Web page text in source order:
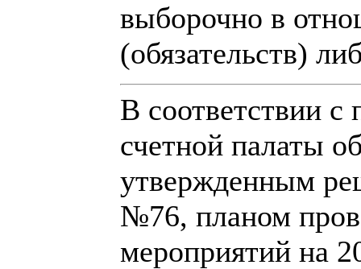
выборочно в
(обязательств)
В соответствии
счетной палаты
утвержденным
№76, планом
мероприятий на